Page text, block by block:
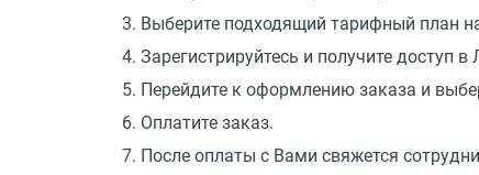
Выберите подходящий тарифный план
Зарегистрируйтесь и получите доступ
Перейдите к оформлению заказа и
Оплатите заказ.
После оплаты с Вами свяжется